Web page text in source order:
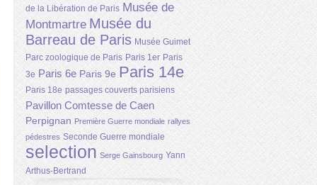
de la Libération de Paris Musée de
Montmartre Musée du
Barreau de Paris Musée Guimet
Parc zoologique de Paris Paris 1er Paris
3e Paris 6e Paris 9e Paris 14e
Paris 18e passages couverts parisiens
Pavillon Comtesse de Caen
Perpignan Première Guerre mondiale rallyes
pédestres Seconde Guerre mondiale
selection Serge Gainsbourg Yann
Arthus-Bertrand